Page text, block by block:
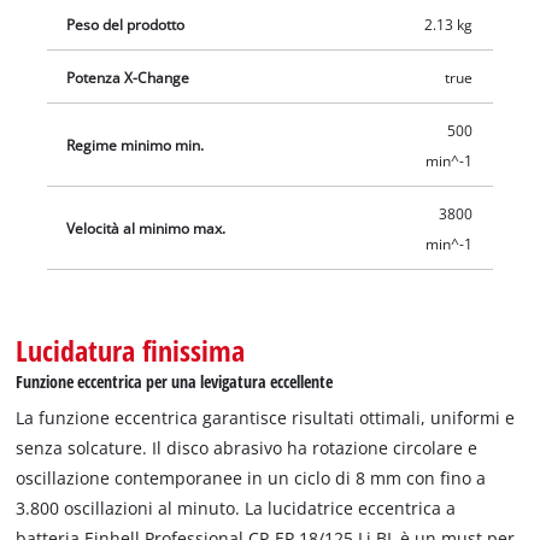
lucidatura con vari gradi di durezza. La lucidatrice eccentrica
si consegna senza batteria e caricabatteria. Acquistabili a
parte, per esempio con il pratico Starter Set.
Peso del prodotto 2.13 kg
Potenza X-Change true
Regime minimo min.
500
min^-1
Velocità al minimo max.
3800
min^-1
Lucidatura finissima
Funzione eccentrica per una levigatura eccellente
La funzione eccentrica garantisce risultati ottimali, uniformi e
senza solcature. Il disco abrasivo ha rotazione circolare e
oscillazione contemporanee in un ciclo di 8 mm con fino a
3.800 oscillazioni al minuto. La lucidatrice eccentrica a